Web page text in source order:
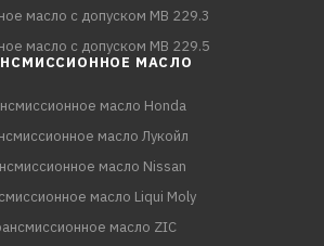
масло с допуском MB 229.3
масло с допуском MB 229.5
МАСЛО
масло Honda
масло Лукойл
масло Nissan
масло Liqui Moly
масло ZIC